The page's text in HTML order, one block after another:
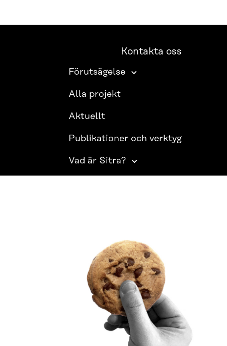
Kontakta oss
Förutsägelse
Alla projekt
Aktuellt
Publikationer och verktyg
Vad är Sitra?